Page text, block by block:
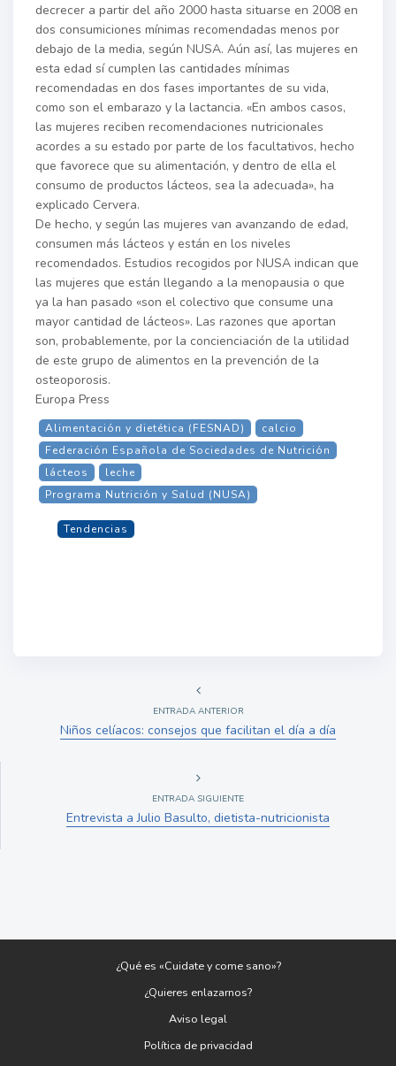
decrecer a partir del año 2000 hasta situarse en 2008 en
dos consumiciones mínimas recomendadas menos por
debajo de la media, según NUSA. Aún así, las mujeres en
esta edad sí cumplen las cantidades mínimas
recomendadas en dos fases importantes de su vida,
como son el embarazo y la lactancia. «En ambos casos,
las mujeres reciben recomendaciones nutricionales
acordes a su estado por parte de los facultativos, hecho
que favorece que su alimentación, y dentro de ella el
consumo de productos lácteos, sea la adecuada», ha
explicado Cervera.
De hecho, y según las mujeres van avanzando de edad,
consumen más lácteos y están en los niveles
recomendados. Estudios recogidos por NUSA indican que
las mujeres que están llegando a la menopausia o que
ya la han pasado «son el colectivo que consume una
mayor cantidad de lácteos». Las razones que aportan
son, probablemente, por la concienciación de la utilidad
de este grupo de alimentos en la prevención de la
osteoporosis.
Europa Press
Alimentación y dietética (FESNAD)
calcio
Federación Española de Sociedades de Nutrición
lácteos
leche
Programa Nutrición y Salud (NUSA)
Tendencias
ENTRADA ANTERIOR
Niños celíacos: consejos que facilitan el día a día
ENTRADA SIGUIENTE
Entrevista a Julio Basulto, dietista-nutricionista
¿Qué es «Cuidate y come sano»?
¿Quieres enlazarnos?
Aviso legal
Política de privacidad